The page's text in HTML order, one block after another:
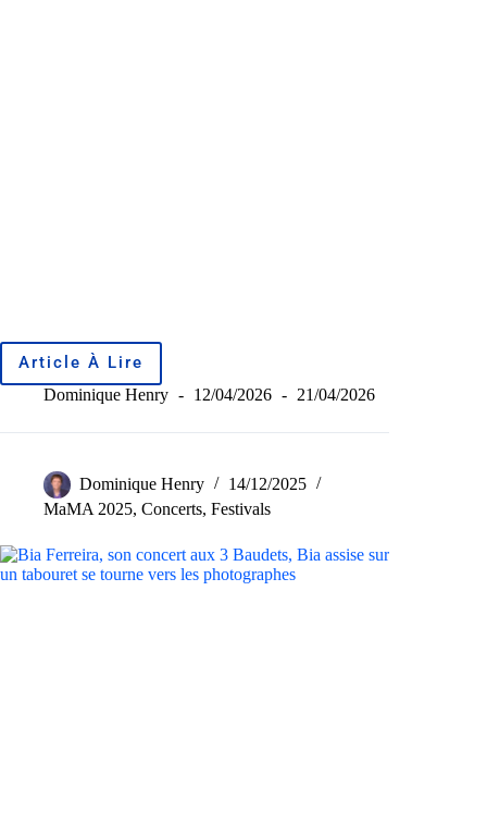
Article À Lire
Dominique Henry 12/04/2026 21/04/2026
Dominique Henry
14/12/2025
MaMA 2025, Concerts, Festivals